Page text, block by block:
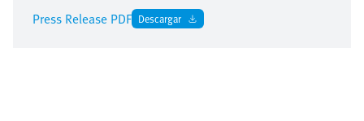
Press Release PDF Descargar